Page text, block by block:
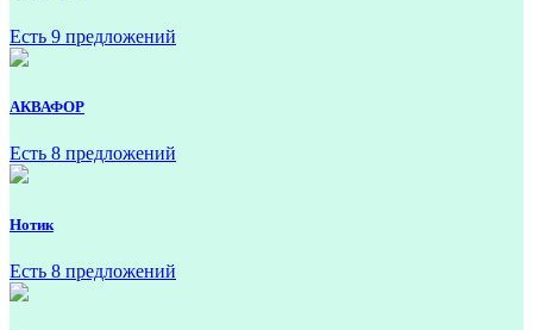
Есть 9 предложений
АКВАФОР
Есть 8 предложений
Нотик
Есть 8 предложений